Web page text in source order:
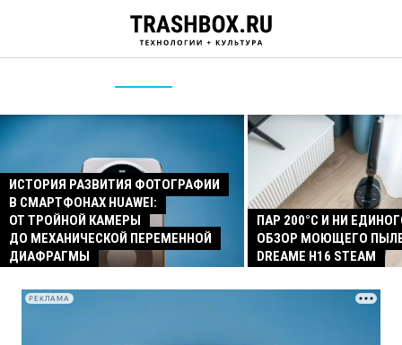
ИСТОРИЯ РАЗВИТИЯ ФОТОГРАФИИ
В СМАРТФОНАХ HUAWEI:
ОТ ТРОЙНОЙ КАМЕРЫ
ДО МЕХАНИЧЕСКОЙ ПЕРЕМЕННОЙ
ДИАФРАГМЫ
ПАР 200°C И НИ
ОБЗОР МОЮЩЕГО
DREAME H16 STEAM
РЕКЛАМА